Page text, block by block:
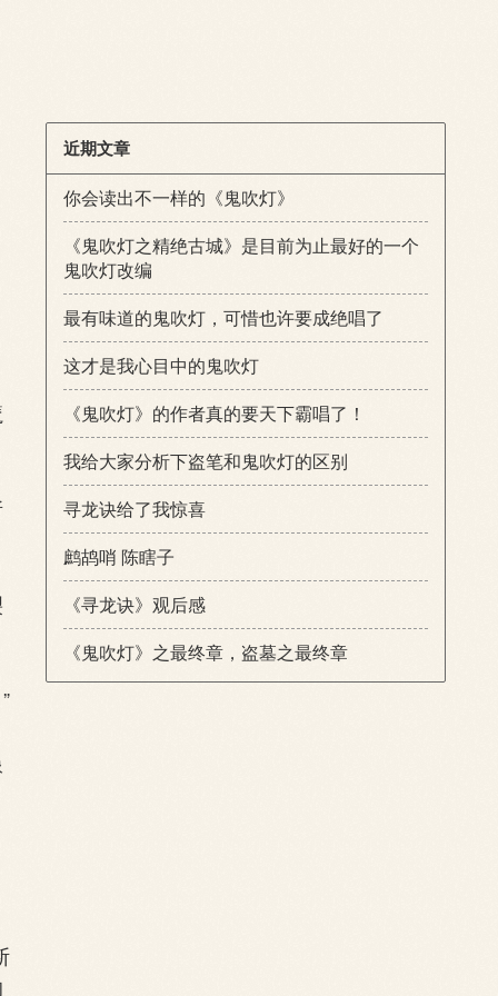
近期文章
你会读出不一样的《鬼吹灯》
《鬼吹灯之精绝古城》是目前为止最好的一个
鬼吹灯改编
最有味道的鬼吹灯，可惜也许要成绝唱了
这才是我心目中的鬼吹灯
《鬼吹灯》的作者真的要天下霸唱了！
我给大家分析下盗笔和鬼吹灯的区别
寻龙诀给了我惊喜
鹧鸪哨 陈瞎子
《寻龙诀》观后感
《鬼吹灯》之最终章，盗墓之最终章